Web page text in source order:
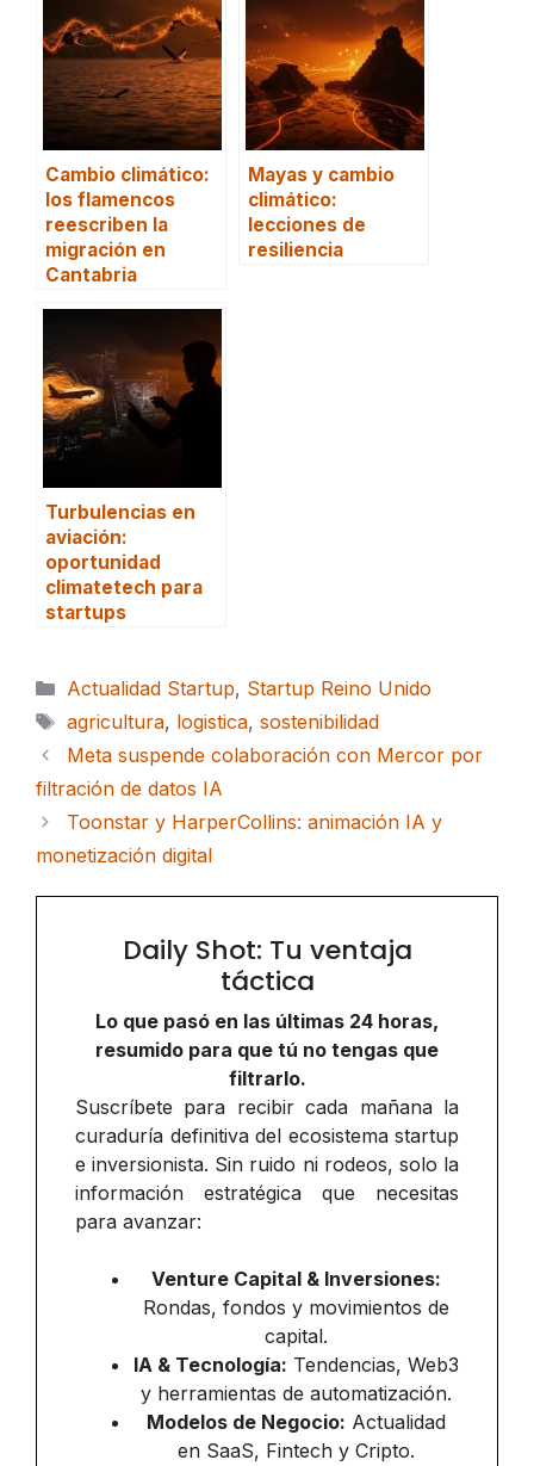
Cambio climático:
los flamencos
reescriben la
migración en
Cantabria
Mayas y cambio
climático:
lecciones de
resiliencia
Turbulencias en
aviación:
oportunidad
climatetech para
startups
Categorías
Actualidad Startup, Startup Reino Unido
Etiquetas
agricultura, logistica, sostenibilidad
Meta suspende colaboración con Mercor por
filtración de datos IA
Toonstar y HarperCollins: animación IA y
monetización digital
Daily Shot: Tu ventaja
táctica
Lo que pasó en las últimas 24 horas,
resumido para que tú no tengas que
filtrarlo.
Suscríbete para recibir cada mañana la
curaduría definitiva del ecosistema startup
e inversionista. Sin ruido ni rodeos, solo la
información estratégica que necesitas
para avanzar:
Venture Capital & Inversiones:
Rondas, fondos y movimientos de
capital.
IA & Tecnología: Tendencias, Web3
y herramientas de automatización.
Modelos de Negocio: Actualidad
en SaaS, Fintech y Cripto.